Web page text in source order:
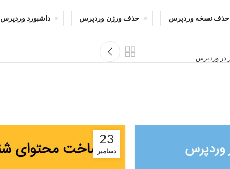
حذف نسخه وردپرس حذف ورژن وردپرس داشبورد وردپرس
23
دسامبر